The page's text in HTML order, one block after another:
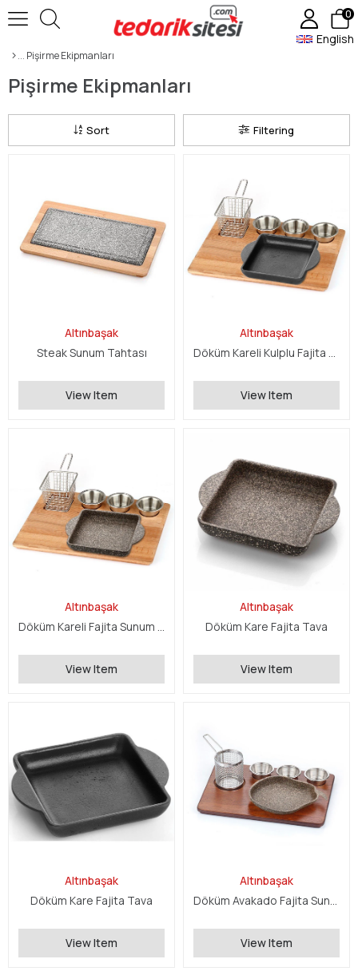
English
0
Pişirme Ekipmanları
Pişirme Ekipmanları
Filtering
Sort
Altınbaşak
Steak Sunum Tahtası
View Item
Altınbaşak
Döküm Kareli Kulplu Fajita Sunum Seti
View Item
Altınbaşak
Döküm Kareli Fajita Sunum Seti
View Item
Altınbaşak
Döküm Kare Fajita Tava
View Item
Altınbaşak
Döküm Kare Fajita Tava
View Item
Altınbaşak
Döküm Avakado Fajita Sunum Seti
View Item